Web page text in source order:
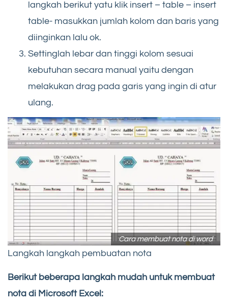
langkah berikut yatu klik insert – table – insert
table- masukkan jumlah kolom dan baris yang
diinginkan lalu ok.
Settinglah lebar dan tinggi kolom sesuai
kebutuhan secara manual yaitu dengan
melakukan drag pada garis yang ingin di atur
ulang.
Cara membuat nota di word
Langkah langkah pembuatan nota
Berikut beberapa langkah mudah untuk membuat
nota di Microsoft Excel: